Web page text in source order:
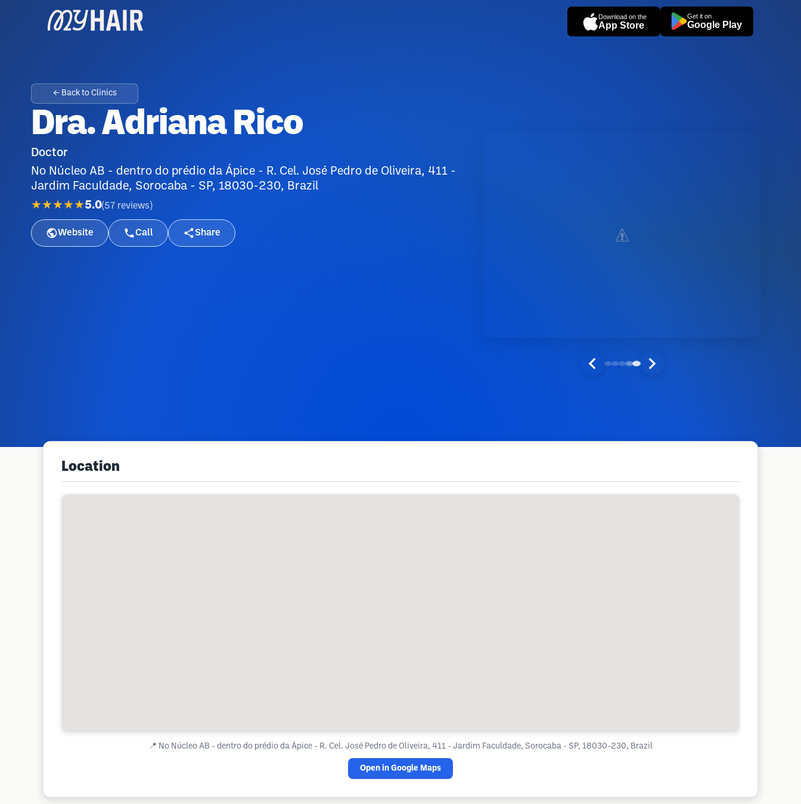
Download on the
App Store
Get it on
Google Play
← Back to Clinics
Dra. Adriana Rico
Doctor
No Núcleo AB - dentro do prédio da Ápice - R. Cel. José Pedro de Oliveira, 411 -
Jardim Faculdade, Sorocaba - SP, 18030-230, Brazil
★★★★★5.0(57 reviews )
Website Call Share
Location
📍 No Núcleo AB - dentro do prédio da Ápice - R. Cel. José Pedro de Oliveira, 411 - Jardim Faculdade, Sorocaba - SP, 18030-230, Brazil
Open in Google Maps